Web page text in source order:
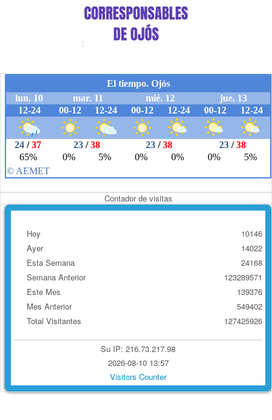
Contador de visitas
Hoy
Ayer
Esta Semana
Semana Anterior
Este Mes
Mes Anterior
Total Visitantes
10146
14022
24168
123289571
139376
549402
127425926
Su IP: 216.73.217.98
2026-08-10 13:57
Visitors Counter